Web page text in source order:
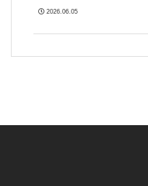
2026.06.05